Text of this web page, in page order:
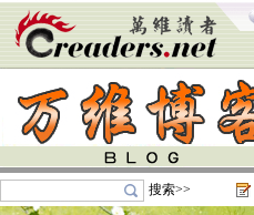
搜索>>